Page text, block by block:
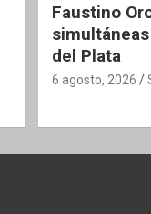
Faustino
del Plata
6 agosto, 2026